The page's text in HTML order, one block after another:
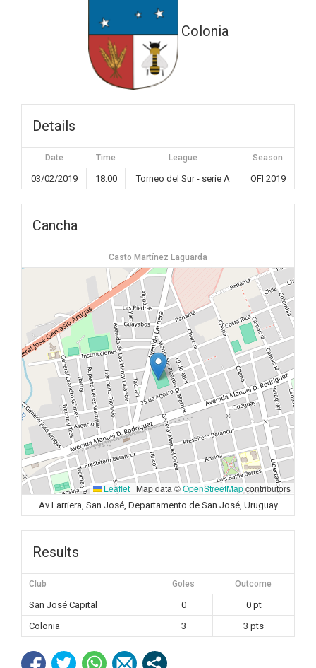
Colonia
Details
Date Time League Season
03/02/2019 18:00 Torneo del Sur - serie A OFI 2019
Cancha
Casto Martínez Laguarda
Leaflet | Map data ©OpenStreetMapcontributors
Av Larriera, San José, Departamento de San José, Uruguay
Results
Club Goles Outcome
San José Capital 0
0 pt
Colonia
3 3 pts